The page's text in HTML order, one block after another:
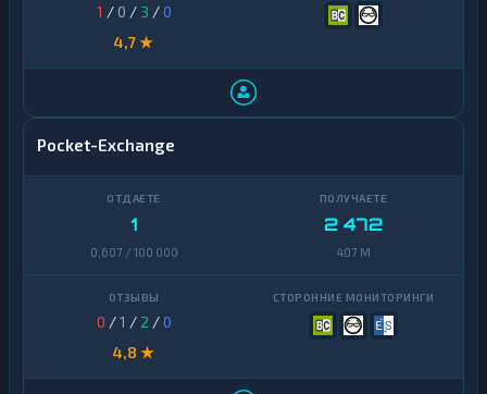
1 / 0 / 3 /0
4,7 ★
Pocket-Exchange
1
0,607 / 100 000
2 472
407 M
0 /1 / 2 /0
4,8 ★